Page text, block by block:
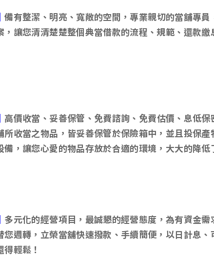
備有整潔、明亮、寬敞的空間，專業親切的當舖專
，讓您清清楚楚整個典當借款的流程、規範、還款
高價收當、妥善保管、免費諮詢、免費估價、息低
所收當之物品，皆妥善保管於保險箱中，並且投保
備，讓您心愛的物品存放於合適的環境，大大的降低
多元化的經營項目，最誠懇的經營態度，為有資金
您週轉，立榮當舖快速撥款、手續簡便，以日計息
輕鬆！